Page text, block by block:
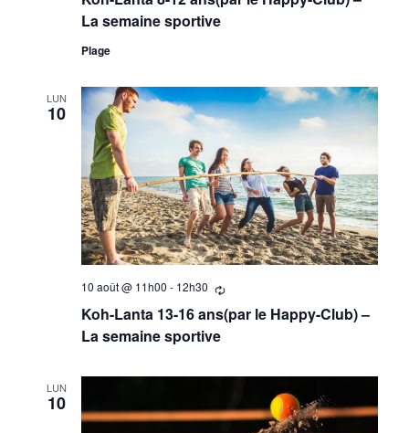
La semaine sportive
Plage
LUN
10
Koh-Lanta 13-16 ans(par le Happy-Club) –
La semaine sportive
10 août @ 11h00 - 12h30
Se
LUN
10